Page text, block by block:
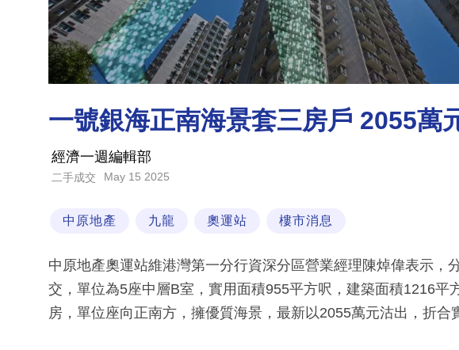
一號銀海正南海景套三房戶 2055萬
經濟一週編輯部
二手成交 May 15 2025
中原地產 九龍 奧運站 樓市消息
中原地產奧運站維港灣第一分行資深分區營業經理陳焯偉表示，
交，單位為5座中層B室，實用面積955平方呎，建築面積1216平
房，單位座向正南方，擁優質海景，最新以2055萬元沽出，折合